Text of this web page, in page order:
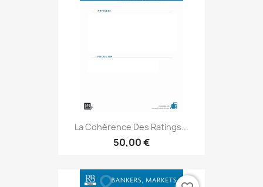
La Cohérence Des Ratings...
50,00 €